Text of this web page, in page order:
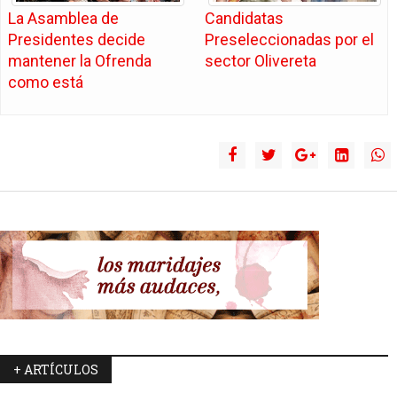
La Asamblea de
Presidentes decide
mantener la Ofrenda
como está
Candidatas
Preseleccionadas por el
sector Olivereta
+ ARTÍCULOS